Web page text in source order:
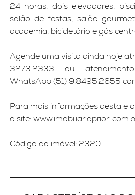
24 horas, dois elevadores,
salão de festas, salão
academia, bicicletário e gás
Agende uma visita ainda hoje
3273.2333 ou
WhatsApp (51) 9.8495.2655
Para mais informações desta e
o site:
Código do imóvel: 2320